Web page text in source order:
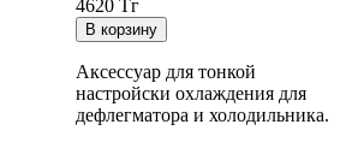
4620 Тг
Аксессуар для тонкой
настройски охлаждения для
дефлегматора и холодильника.